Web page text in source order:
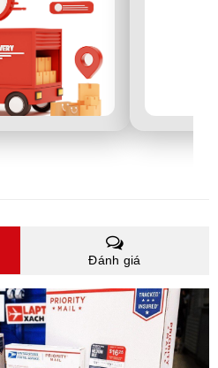
Đánh giá